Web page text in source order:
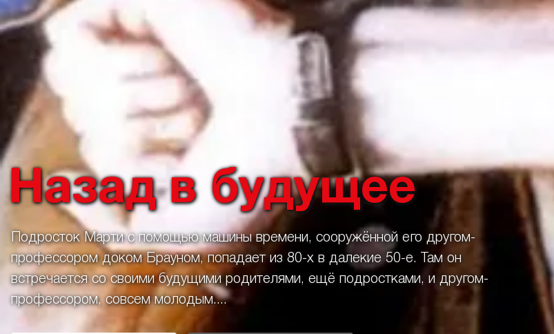
Назад в будущее
Подросток Марти с помощью машины времени, сооружённой его другом-
профессором доком Брауном, попадает из 80-х в далекие 50-е. Там он
встречается со своими будущими родителями, ещё подростками, и другом-
профессором, совсем молодым....